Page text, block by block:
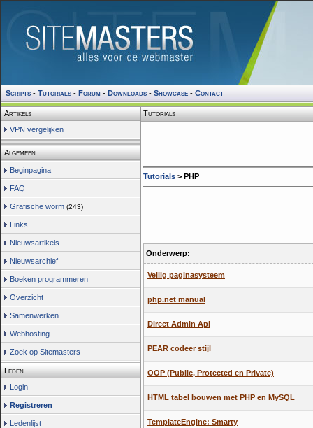
Scripts - Tutorials - Forum - Downloads - Showcase - Contact
Artikels
VPN vergelijken
Algemeen
Beginpagina
FAQ
Grafische worm (243)
Links
Nieuwsartikels
Nieuwsarchief
Boeken programmeren
Overzicht
Samenwerken
Webhosting
Zoek op Sitemasters
Leden
Login
Registreren
Ledenlijst
Tutorials
Tutorials > PHP
Onderwerp:
Veilig paginasysteem
php.net manual
Direct Admin Api
PEAR codeer stijl
OOP (Public, Protected en Private)
HTML tabel bouwen met PHP en MySQL
TemplateEngine: Smarty